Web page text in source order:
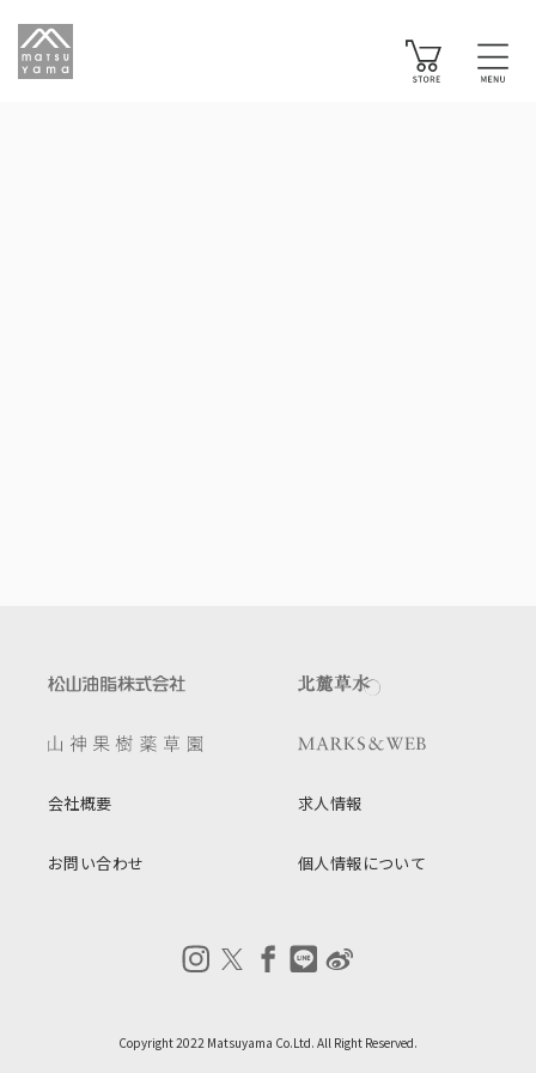
会社概要 求人情報
お問い合わせ 個人情報について
Copyright 2022 Matsuyama Co.Ltd. All Right Reserved.